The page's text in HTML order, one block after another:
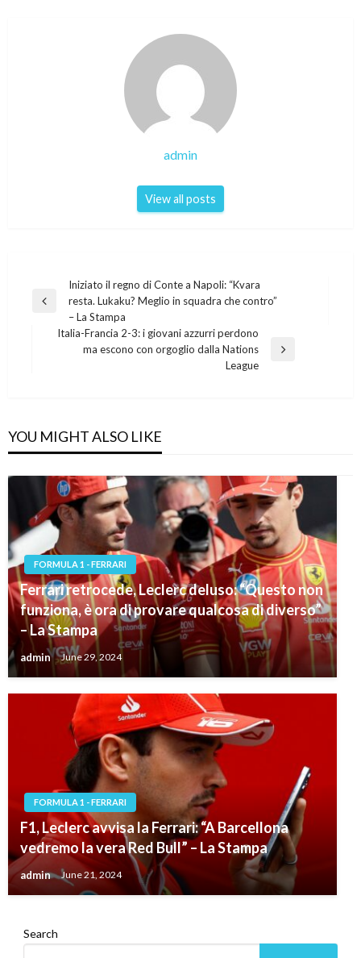
admin
View all posts
navigation
Previous
Iniziato il regno di Conte a Napoli: “Kvara
resta. Lukaku? Meglio in squadra che contro”
– La Stampa
Italia-Francia 2-3: i giovani azzurri perdono
ma escono con orgoglio dalla Nations
League
YOU MIGHT ALSO LIKE
FORMULA 1 - FERRARI
Ferrari retrocede, Leclerc deluso: “Questo non
funziona, è ora di provare qualcosa di diverso”
– La Stampa
admin June 29, 2024
FORMULA 1 - FERRARI
F1, Leclerc avvisa la Ferrari: “A Barcellona
vedremo la vera Red Bull” – La Stampa
admin June 21, 2024
Search